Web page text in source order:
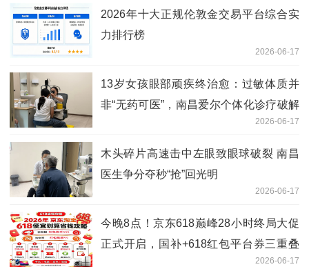
2026年十大正规伦敦金交易平台综合实
力排行榜
2026-06-17
13岁女孩眼部顽疾终治愈：过敏体质并
非“无药可医”，南昌爱尔个体化诊疗破解
2026-06-17
木头碎片高速击中左眼致眼球破裂 南昌
医生争分夺秒“抢”回光明
2026-06-17
今晚8点！京东618巅峰28小时终局大促
正式开启，国补+618红包平台券三重叠
加，买苹果手机、空调家电抄底价攻略收
2026-06-17